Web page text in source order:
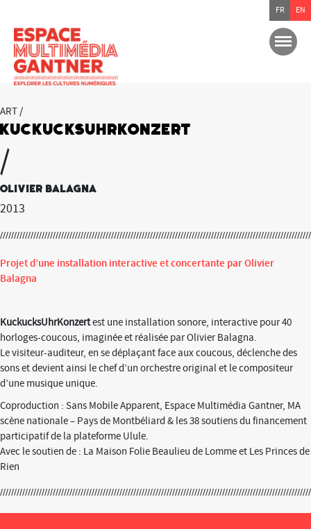
ART /
KuckucksUhrKonzert
/
Olivier Balagna
2013
Projet d’une installation interactive et concertante par Olivier
Balagna
KuckucksUhrKonzertest une installation sonore, interactive pour 40
horloges-coucous, imaginée et réalisée par Olivier Balagna.
Le visiteur-auditeur, en se déplaçant face aux coucous, déclenche des
sons et devient ainsi le chef d’un orchestre original et le compositeur
d’une musique unique.
Coproduction : Sans Mobile Apparent, Espace Multimédia Gantner, MA
scène nationale – Pays de Montbéliard & les 38 soutiens du financement
participatif de la plateforme Ulule.
Avec le soutien de : La Maison Folie Beaulieu de Lomme et Les Princes de
Rien
FR EN